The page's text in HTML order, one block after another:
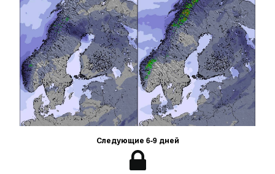
Следующие 6-9 дней